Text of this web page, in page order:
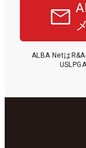
ALBA Netは